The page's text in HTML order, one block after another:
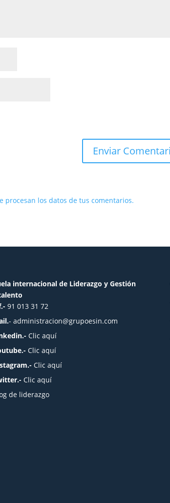
procesan los datos de tus comentarios.
internacional de Liderazgo y Gestión
91 013 31 72
- administracion@grupoesin.com
Clic aquí
Clic aquí
Clic aquí
Clic aquí
de liderazgo